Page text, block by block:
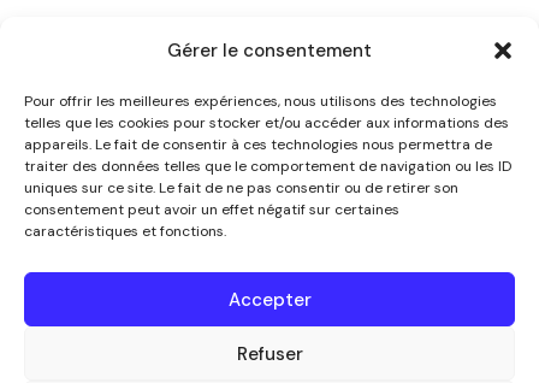
Gérer le consentement
Pour offrir les meilleures expériences, nous utilisons des technologies
telles que les cookies pour stocker et/ou accéder aux informations des
appareils. Le fait de consentir à ces technologies nous permettra de
traiter des données telles que le comportement de navigation ou les ID
uniques sur ce site. Le fait de ne pas consentir ou de retirer son
consentement peut avoir un effet négatif sur certaines
caractéristiques et fonctions.
Accepter
Refuser
AMILCAR TRAVEL CLUB
CLUB AMILCAR, Club d'affaires international
AGENCE MEDIANE
CONTACT
NOUS CONTACTER
+33 7 49 60 92 02